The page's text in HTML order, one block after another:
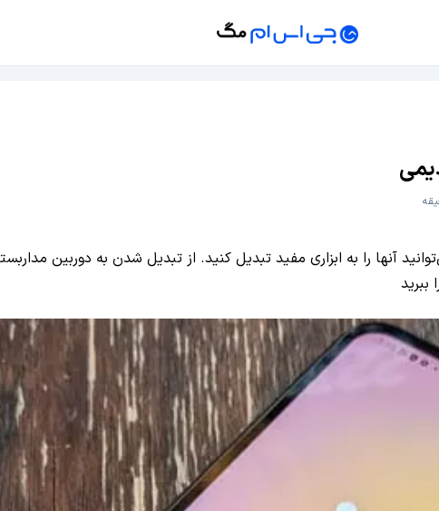
نمی‌آیند، اما با ۶ راهکار خلاقانه می‌توانید آنها را به ابزاری مفید تبدیل کنید. از تبدیل